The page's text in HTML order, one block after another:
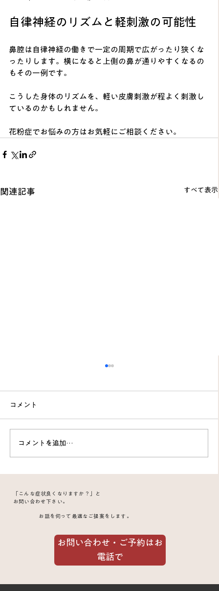
お問い合わせ・ご予約はお
電話で
「こんな症状良くなりますか？」と
お問い合わせ下さい。
お話を伺って最適なご提案をします。
自律神経のリズムと軽刺激の可能性
鼻腔は自律神経の働きで一定の周期で広がったり狭くな
ったりします。横になると上側の鼻が通りやすくなるの
もその一例です。
こうした身体のリズムを、軽い皮膚刺激が程よく刺激し
ているのかもしれません。
花粉症でお悩みの方はお気軽にご相談ください。
関連記事 すべて表示
のか｜発症12日目と6週目の2症例から見
る改善のポイント
コメント
コメントを追加…